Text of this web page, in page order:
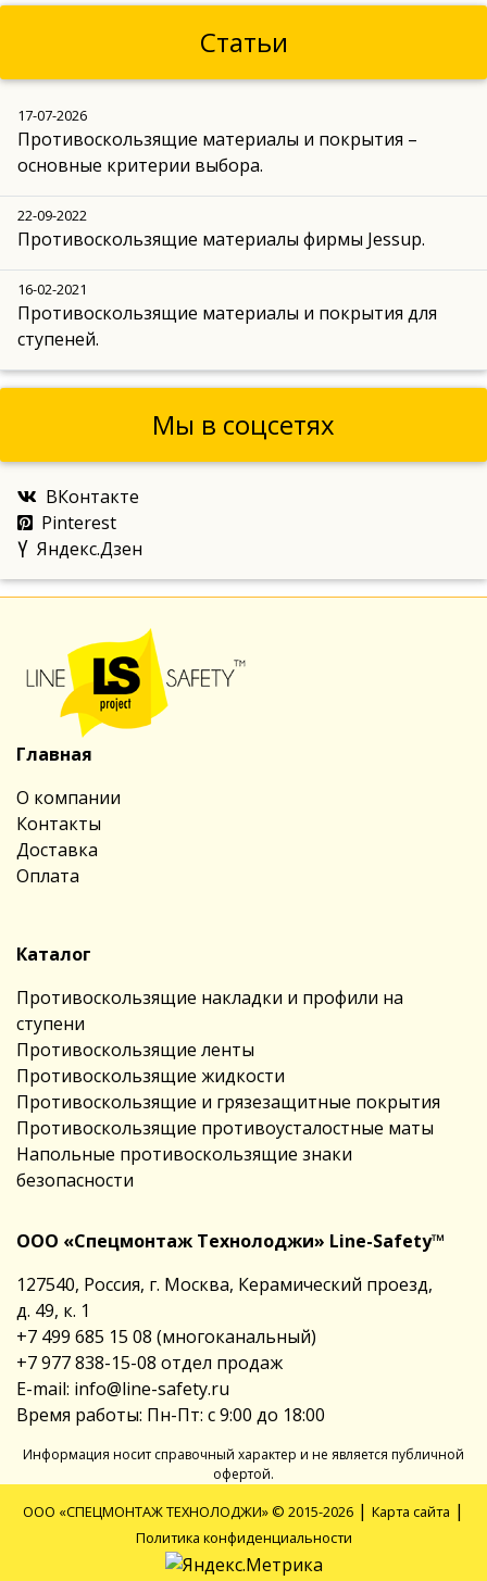
Статьи
17-07-2026
Противоскользящие материалы и покрытия –
основные критерии выбора.
22-09-2022
Противоскользящие материалы фирмы Jessup.
16-02-2021
Противоскользящие материалы и покрытия для
ступеней.
Мы в соцсетях
ВКонтакте
Pinterest
Яндекс.Дзен
Главная
О компании
Контакты
Доставка
Оплата
Каталог
Противоскользящие накладки и профили на
ступени
Противоскользящие ленты
Противоскользящие жидкости
Противоскользящие и грязезащитные покрытия
Противоскользящие противоусталостные маты
Напольные противоскользящие знаки
безопасности
ООО «Спецмонтаж Технолоджи» Line-Safety™
127540, Россия, г. Москва, Керамический проезд,
д. 49, к. 1
+7 499 685 15 08 (многоканальный)
+7 977 838-15-08 отдел продаж
E-mail: info@line-safety.ru
Время работы: Пн-Пт: с 9:00 до 18:00
Информация носит справочный характер и не является публичной
офертой.
ООО «СПЕЦМОНТАЖ ТЕХНОЛОДЖИ» © 2015-2026 | Карта сайта |
Политика конфиденциальности